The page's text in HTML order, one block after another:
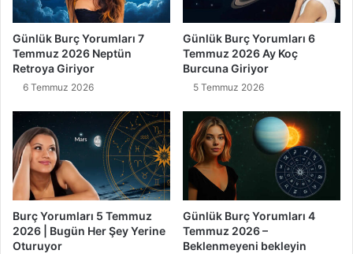
Günlük Burç Yorumları 7
Temmuz 2026 Neptün
Retroya Giriyor
6 Temmuz 2026
Günlük Burç Yorumları 6
Temmuz 2026 Ay Koç
Burcuna Giriyor
5 Temmuz 2026
Burç Yorumları 5 Temmuz
2026 | Bugün Her Şey Yerine
Oturuyor
Günlük Burç Yorumları 4
Temmuz 2026 –
Beklenmeyeni bekleyin